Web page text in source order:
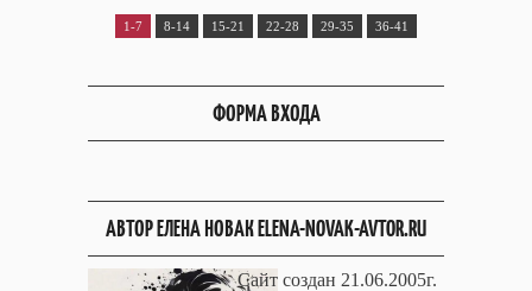
1-7 8-14 15-21 22-28 29-35 36-41
ФОРМА ВХОДА
АВТОР ЕЛЕНА НОВАК ELENA-NOVAK-AVTOR.RU
Сайт создан 21.06.2005г.